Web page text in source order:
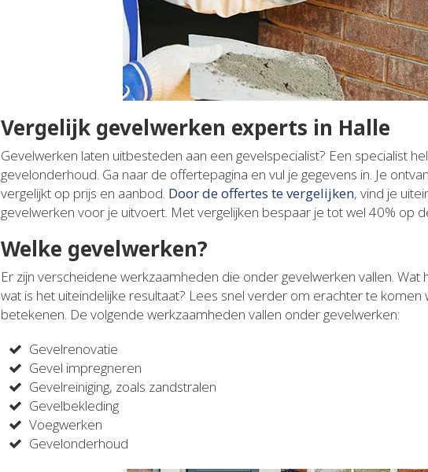
Vergelijk gevelwerken experts in Halle
Gevelwerken laten uitbesteden aan een gevelspecialist? Een specialist
gevelonderhoud. Ga naar de offertepagina en vul je gegevens in. Je
vergelijkt op prijs en aanbod. Door de offertes te vergelijken, vind je
gevelwerken voor je uitvoert. Met vergelijken bespaar je tot wel 40% op
Welke gevelwerken?
Er zijn verscheidene werkzaamheden die onder gevelwerken vallen.
wat is het uiteindelijke resultaat? Lees snel verder om erachter te
betekenen. De volgende werkzaamheden vallen onder gevelwerken:
Gevelrenovatie
Gevel impregneren
Gevelreiniging, zoals zandstralen
Gevelbekleding
Voegwerken
Gevelonderhoud